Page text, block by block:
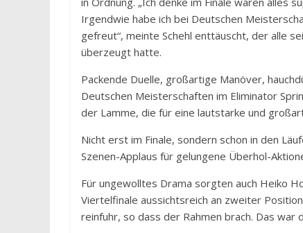
Irgendwie habe ich bei Deutschen
gefreut“, meinte Schehl enttäuscht, der alle
überzeugt hatte.
Packende Duelle, großartige Manöver,
Deutschen Meisterschaften im Eliminator
der Lamme, die für eine lautstarke und
Nicht erst im Finale, sondern schon in den
Szenen-Applaus für gelungene Überhol-
Für ungewolltes Drama sorgten auch Heiko
Viertelfinale aussichtsreich an zweiter
reinfuhr, so dass der Rahmen brach. Das